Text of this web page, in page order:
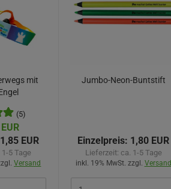
mit
(5)
1,85 EUR
1-5 Tage
Versand
Jumbo-Neon-Buntstift
Einzelpreis: 1,80 EUR
Lieferzeit: ca. 1-5 Tage
inkl. 19% MwSt. zzgl. Versand